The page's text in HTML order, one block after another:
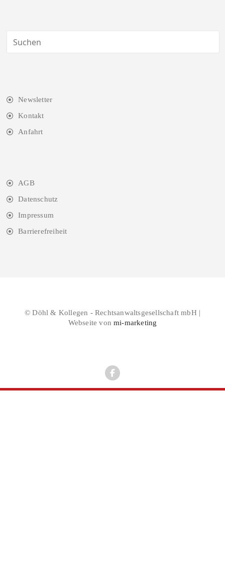
Newsletter
Kontakt
Anfahrt
AGB
Datenschutz
Impressum
Barrierefreiheit
© Döhl & Kollegen - Rechtsanwaltsgesellschaft mbH |
Webseite vonmi-marketing